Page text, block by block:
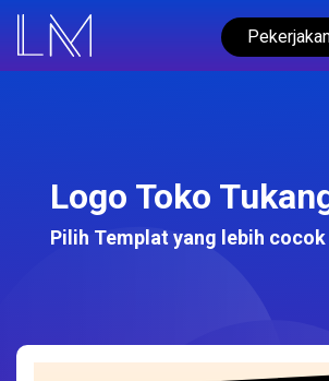
Logo Toko
Pilih Templat yang lebih